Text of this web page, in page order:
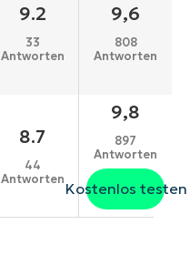
9.2
33
Antworten
9,6
808
Antworten
8.7
44
Antworten
9,8
897
Antworten
Kostenlos testen